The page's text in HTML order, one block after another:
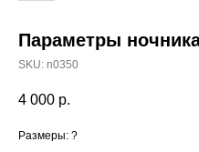
Параметры
SKU: n0350
4 000 р.
Размеры: ?